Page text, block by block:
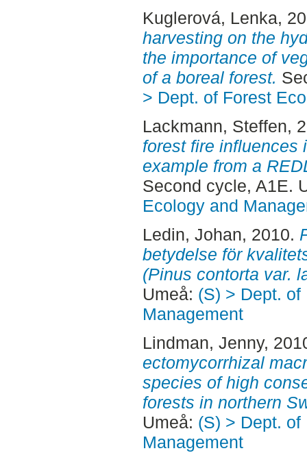
Kuglerová, Lenka,
harvesting on the
the importance of
of a boreal forest.
> Dept. of Forest
Lackmann, Steffen,
forest fire influences
example from a
Second cycle, A1E.
Ecology and
Ledin, Johan, 2010.
betydelse för
(Pinus contorta var.
Umeå: (S) > Dept.
Management
Lindman, Jenny,
ectomycorrhizal
species of high
forests in northern
Umeå: (S) > Dept.
Management